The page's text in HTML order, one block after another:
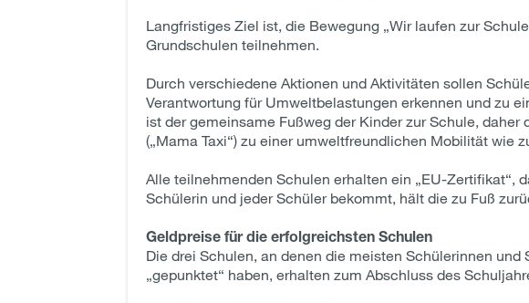
Langfristiges Ziel ist, die Bewegung „Wir laufen zur
Grundschulen teilnehmen.
Durch verschiedene Aktionen und Aktivitäten sollen
Verantwortung für Umweltbelastungen erkennen und zu
ist der gemeinsame Fußweg der Kinder zur Schule,
(„Mama Taxi“) zu einer umweltfreundlichen Mobilität wie
Alle teilnehmenden Schulen erhalten ein „EU-Zertifikat“,
Schülerin und jeder Schüler bekommt, hält die zu Fuß
Geldpreise für die erfolgreichsten Schulen
Die drei Schulen, an denen die meisten Schülerinnen
„gepunktet“ haben, erhalten zum Abschluss des